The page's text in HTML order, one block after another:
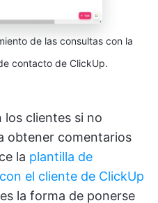
de las consultas con la
contacto de ClickUp.
los clientes si no
obtener comentarios
la plantilla de
el cliente de ClickUp
la forma de ponerse